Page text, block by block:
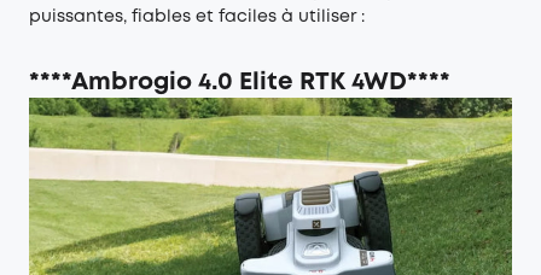
puissantes, fiables et faciles à utiliser :
****Ambrogio 4.0 Elite RTK 4WD****